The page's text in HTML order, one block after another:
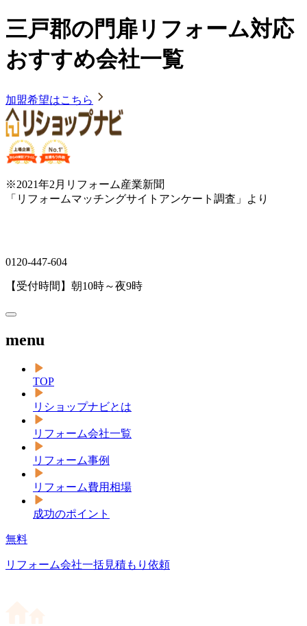
三戸郡の門扉リフォーム対応
おすすめ会社一覧
加盟希望はこちら
※2021年2月リフォーム産業新聞
「リフォームマッチングサイトアンケート調査」より
0120-447-604
【受付時間】朝10時～夜9時
menu
TOP
リショップナビとは
リフォーム会社一覧
リフォーム事例
リフォーム費用相場
成功のポイント
無料
リフォーム会社一括見積もり依頼